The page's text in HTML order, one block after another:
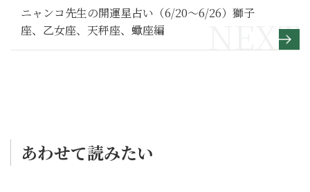
ニャンコ先生の開運星占い（6/20～6/26）獅子
座、乙女座、天秤座、蠍座編
あわせて読みたい